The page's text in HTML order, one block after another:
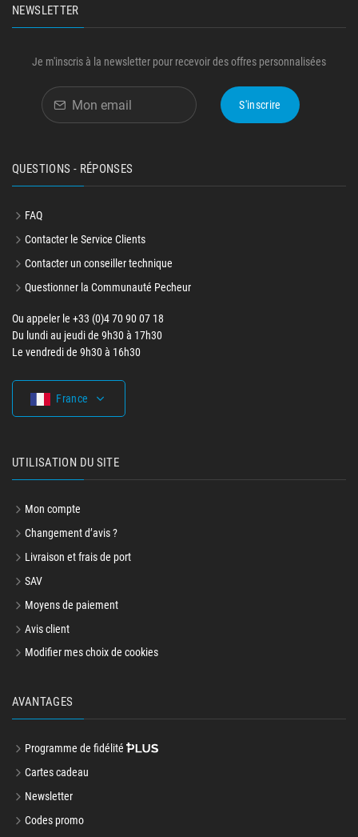
NEWSLETTER
Je m'inscris à la newsletter pour recevoir des offres personnalisées
S'inscrire
QUESTIONS - RÉPONSES
FAQ
Contacter le Service Clients
Contacter un conseiller technique
Questionner la Communauté Pecheur
Ou appeler le +33 (0)4 70 90 07 18
Du lundi au jeudi de 9h30 à 17h30
Le vendredi de 9h30 à 16h30
France
UTILISATION DU SITE
Mon compte
Changement d’avis ?
Livraison et frais de port
SAV
Moyens de paiement
Avis client
Modifier mes choix de cookies
AVANTAGES
Programme de fidélité
Cartes cadeau
Newsletter
Codes promo